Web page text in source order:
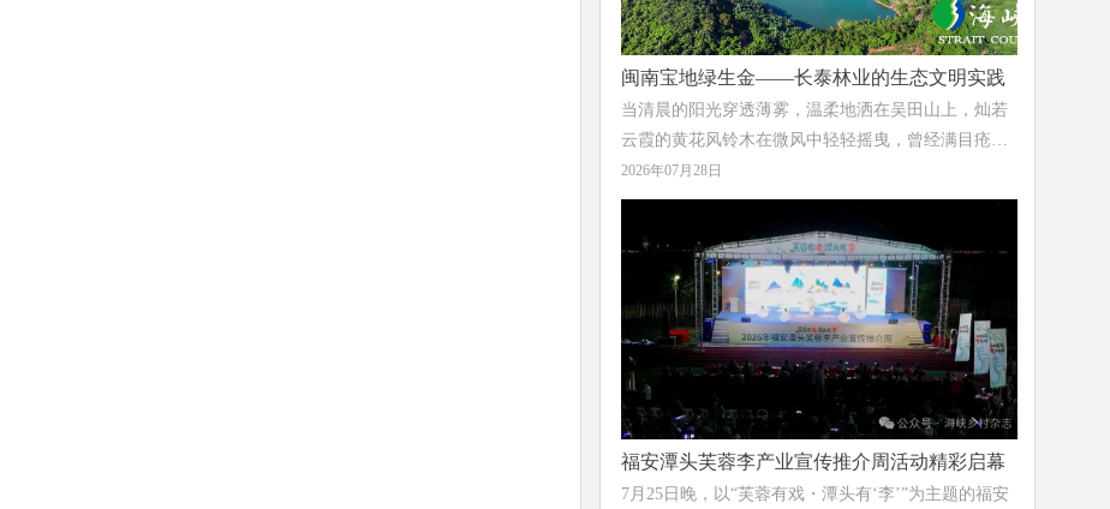
闽南宝地绿生金——长泰林业的生态文明实践
当清晨的阳光穿透薄雾，温柔地洒在吴田山上，灿若
云霞的黄花风铃木在微风中轻轻摇曳，曾经满目疮痍
的废弃矿山，已蝶变为“蓝湖嵌林海”的生态画卷；当
千年古樟的树荫下溪流潺潺、游人漫步，这座千年古
县的历史文脉正与绿水青山一同延续；当林下砂仁在
天然荫蔽中悄然生长、花农在智能温室里采收出口海
外的切花菊，“绿水青山就是金山银山”的理念在这片
土地上结出丰硕的果实。
2026年07月28日
福安潭头芙蓉李产业宣传推介周活动精彩启幕
7月25日晚，以“芙蓉有戏・潭头有‘李’”为主题的福安